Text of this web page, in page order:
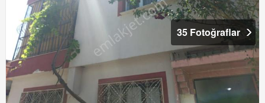
35 Fotoğraflar